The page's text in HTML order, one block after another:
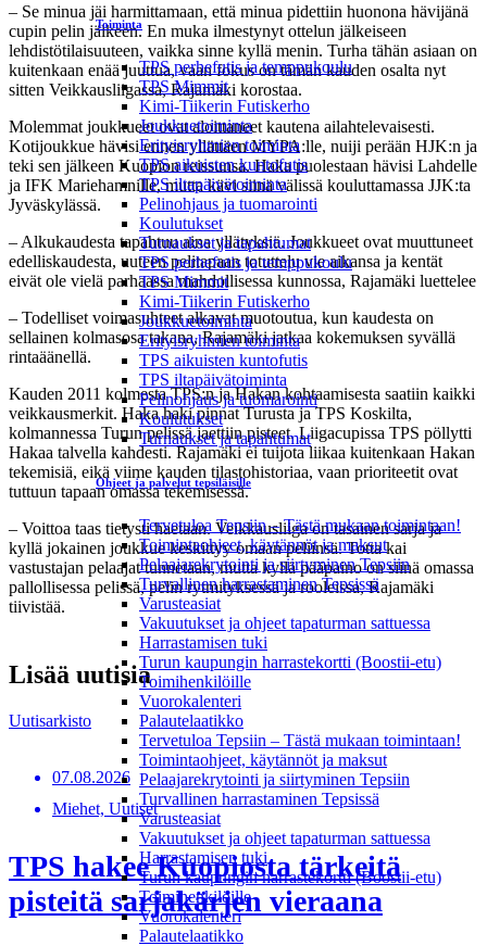
Toiminta
TPS perhefutis ja temppukoulu
TPS Mimmit
Kimi-Tiikerin Futiskerho
Joukkuetoiminta
Erityisryhmien toiminta
TPS aikuisten kuntofutis
TPS iltapäivätoiminta
Pelinohjaus ja tuomarointi
Koulutukset
Turnaukset ja tapahtumat
TPS perhefutis ja temppukoulu
TPS Mimmit
Kimi-Tiikerin Futiskerho
Joukkuetoiminta
Erityisryhmien toiminta
TPS aikuisten kuntofutis
TPS iltapäivätoiminta
Pelinohjaus ja tuomarointi
Koulutukset
Turnaukset ja tapahtumat
Ohjeet ja palvelut tepsiläisille
Tervetuloa Tepsiin – Tästä mukaan toimintaan!
Toimintaohjeet, käytännöt ja maksut
Pelaajarekrytointi ja siirtyminen Tepsiin
Turvallinen harrastaminen Tepsissä
Varusteasiat
Vakuutukset ja ohjeet tapaturman sattuessa
Harrastamisen tuki
Turun kaupungin harrastekortti (Boostii-etu)
Toimihenkilöille
Vuorokalenteri
Palautelaatikko
Tervetuloa Tepsiin – Tästä mukaan toimintaan!
Toimintaohjeet, käytännöt ja maksut
Pelaajarekrytointi ja siirtyminen Tepsiin
Turvallinen harrastaminen Tepsissä
Varusteasiat
Vakuutukset ja ohjeet tapaturman sattuessa
Harrastamisen tuki
Turun kaupungin harrastekortti (Boostii-etu)
Toimihenkilöille
Vuorokalenteri
Palautelaatikko
– Se minua jäi harmittamaan, että minua pidettiin huonona hävijänä
cupin pelin jälkeen. En muka ilmestynyt ottelun jälkeiseen
lehdistötilaisuuteen, vaikka sinne kyllä menin. Turha tähän asiaan on
kuitenkaan enää juuttua, vaan fokus on tämän kauden osalta nyt
sitten Veikkausliigassa, Rajamäki korostaa.
Molemmat joukkueet ovat aloittaneet kautena ailahtelevaisesti.
Kotijoukkue hävisi ennen yllättäen MYPA:lle, nuiji perään HJK:n ja
teki sen jälkeen Kuopion reissunsa. Haka puolestaan hävisi Lahdelle
ja IFK Mariehamnille, mutta kävi siinä välissä kouluttamassa JJK:ta
Jyväskylässä.
– Alkukaudesta tapahtuu aina yllätyksiä. Joukkueet ovat muuttuneet
edelliskaudesta, uuteen pelitapaan totuttelu vie aikansa ja kentät
eivät ole vielä parhaassa mahdollisessa kunnossa, Rajamäki luettelee
– Todelliset voimasuhteet alkavat muotoutua, kun kaudesta on
sellainen kolmasosa takana, Rajamäki jatkaa kokemuksen syvällä
rintaäänellä.
Kauden 2011 kolmesta TPS:n ja Hakan kohtaamisesta saatiin kaikki
veikkausmerkit. Haka haki pinnat Turusta ja TPS Koskilta,
kolmannessa Turun pelissä jaettiin pisteet. Liigacupissa TPS pöllytti
Hakaa talvella kahdesti. Rajamäki ei tuijota liikaa kuitenkaan Hakan
tekemisiä, eikä viime kauden tilastohistoriaa, vaan prioriteetit ovat
tuttuun tapaan omassa tekemisessä.
– Voittoa taas tietysti haetaan. Veikkausliiga on tasainen sarja ja
kyllä jokainen joukkue keskittyy omaan peliinsä. Totta kai
vastustajan pelaajat tunnetaan, mutta kyllä pääpaino on siinä omassa
pallollisessa pelissä, pelin rytmityksessä ja rooleissa, Rajamäki
tiivistää.
Lisää uutisia
Uutisarkisto
07.08.2026
Miehet, Uutiset
TPS hakee Kuopiosta tärkeitä
pisteitä sarjakärjen vieraana